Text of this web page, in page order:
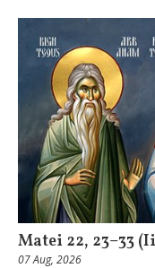
Matei 22, 23–33
07 Aug, 2026